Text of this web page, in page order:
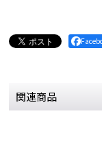
関連商品